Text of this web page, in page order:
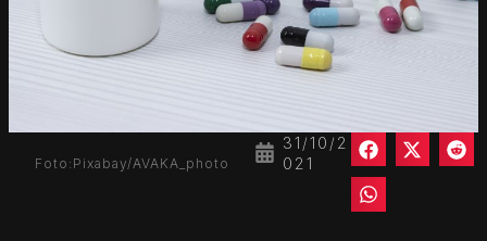
31/10/2
021
Foto:Pixabay/AVAKA_photo